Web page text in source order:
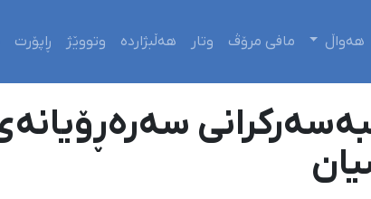
هەواڵ مافی مرۆڤ وتار هەڵبژاردە وتووێژ ڕاپۆرت